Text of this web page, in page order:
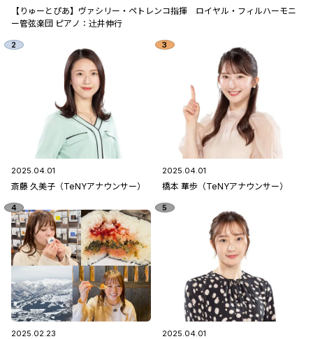
【りゅーとぴあ】ヴァシリー・ペトレンコ指揮 ロイヤル・フィルハーモニ
ー管弦楽団 ピアノ：辻󠄀井伸行
2025.04.01
斎藤 久美子（TeNYアナウンサー）
2025.04.01
橋本 華歩（TeNYアナウンサー）
2025.02.23 2025.04.01